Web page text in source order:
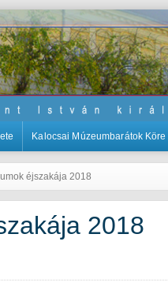
Kalocsai Múzeumbarátok Köre
éjszakája 2018
2018